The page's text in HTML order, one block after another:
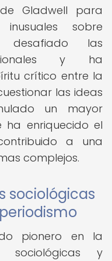
Gladwell para
inusuales sobre
las
y ha
crítico entre la
las ideas
un mayor
ha enriquecido el
a una
complejos.
sociológicas
pionero en la
sociológicas y